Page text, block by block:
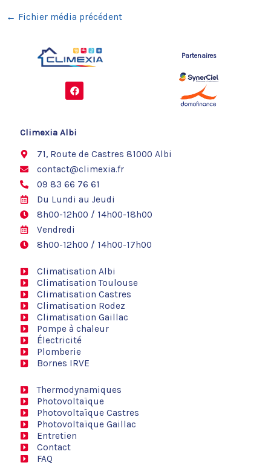
← Fichier média précédent
F
a
c
o
Partenaires
Climexia Albi
71, Route de Castres 81000 Albi
contact@climexia.fr
09 83 66 76 61
Du Lundi au Jeudi
8h00-12h00 / 14h00-18h00
Vendredi
8h00-12h00 / 14h00-17h00
Climatisation Albi
Climatisation Toulouse
Climatisation Castres
Climatisation Rodez
Climatisation Gaillac
Pompe à chaleur
Électricité
Plomberie
Bornes IRVE
Thermodynamiques
Photovoltaïque
Photovoltaïque Castres
Photovoltaïque Gaillac
Entretien
Contact
FAQ